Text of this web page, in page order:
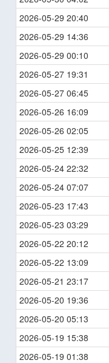
2026-05-29 20:40
2026-05-29 14:36
2026-05-29 00:10
2026-05-27 19:31
2026-05-27 06:45
2026-05-26 16:09
2026-05-26 02:05
2026-05-25 12:39
2026-05-24 22:32
2026-05-24 07:07
2026-05-23 17:43
2026-05-23 03:29
2026-05-22 20:12
2026-05-22 13:09
2026-05-21 23:17
2026-05-20 19:36
2026-05-20 05:13
2026-05-19 15:38
2026-05-19 01:38